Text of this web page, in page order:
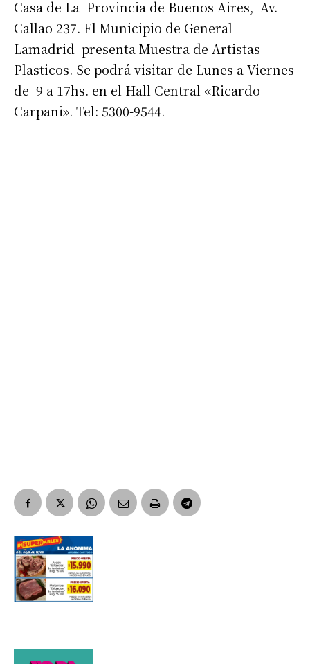
Suscribirme gratis
Casa de La Provincia de Buenos Aires, Av.
Callao 237. El Municipio de General
Lamadrid presenta Muestra de Artistas
Plasticos. Se podrá visitar de Lunes a Viernes
de 9 a 17hs. en el Hall Central «Ricardo
Carpani». Tel: 5300-9544.